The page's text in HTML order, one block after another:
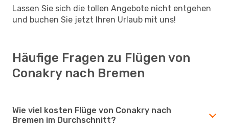
Lassen Sie sich die tollen Angebote nicht entgehen
und buchen Sie jetzt Ihren Urlaub mit uns!
Häufige Fragen zu Flügen von
Conakry nach Bremen
Wie viel kosten Flüge von Conakry nach
Bremen im Durchschnitt?